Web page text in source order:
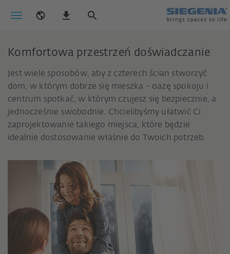
Komfortowa przestrzeń doświadczanie
Jest wiele sposobów, aby z czterech ścian stworzyć
dom, w którym dobrze się mieszka - oazę spokoju i
centrum spotkać, w którym czujesz się bezpiecznie, a
jednocześnie swobodnie. Chcielibyśmy ułatwić Ci
zaprojektowanie takiego miejsca, które będzie
idealnie dostosowanie właśnie do Twoich potrzeb.